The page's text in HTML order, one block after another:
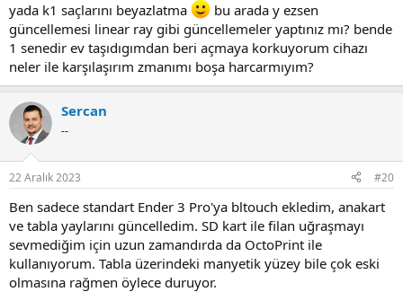
yada k1 saçlarını beyazlatma
bu arada y ezsen
güncellemesi linear ray gibi güncellemeler yaptınız mı? bende
1 senedir ev taşıdıgımdan beri açmaya korkuyorum cihazı
neler ile karşılaşırım zmanımı boşa harcarmıyım?
Sercan
--
22 Aralık 2023 #20
Ben sadece standart Ender 3 Pro'ya bltouch ekledim, anakart
ve tabla yaylarını güncelledim. SD kart ile filan uğraşmayı
sevmediğim için uzun zamandırda da OctoPrint ile
kullanıyorum. Tabla üzerindeki manyetik yüzey bile çok eski
olmasına rağmen öylece duruyor.